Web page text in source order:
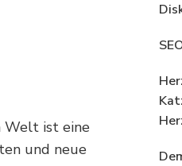
Welt ist eine
und neue